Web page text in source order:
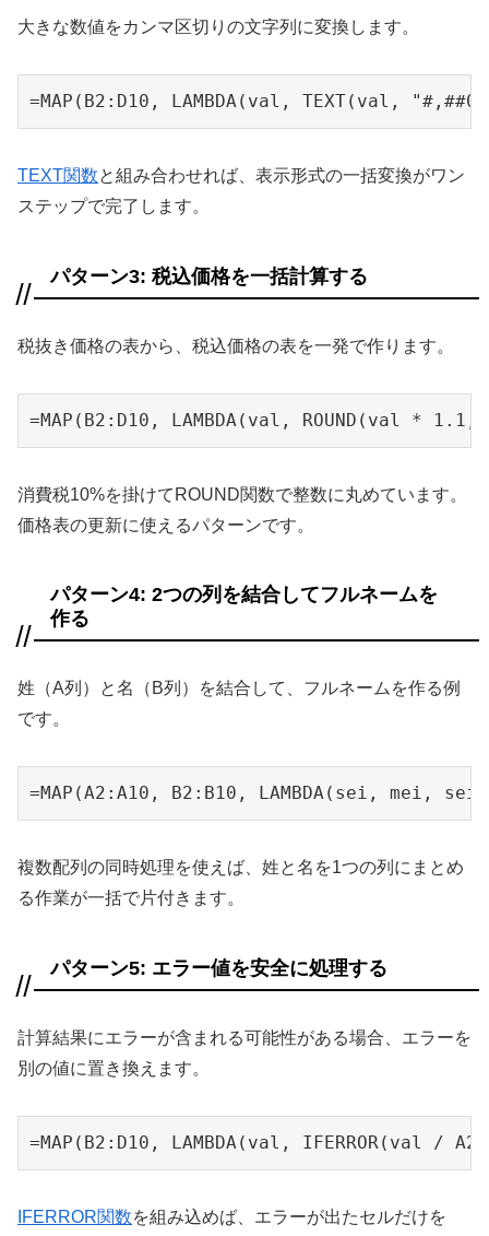
大きな数値をカンマ区切りの文字列に変換します。
=MAP(B2:D10, LAMBDA(val, TEXT(val,
TEXT関数と組み合わせれば、表示形式の一括変換がワン
ステップで完了します。
パターン3: 税込価格を一括計算する
税抜き価格の表から、税込価格の表を一発で作ります。
=MAP(B2:D10, LAMBDA(val, ROUND(val *
消費税10%を掛けてROUND関数で整数に丸めています。
価格表の更新に使えるパターンです。
パターン4: 2つの列を結合してフルネームを
作る
姓（A列）と名（B列）を結合して、フルネームを作る例
です。
=MAP(A2:A10, B2:B10, LAMBDA(sei, mei,
複数配列の同時処理を使えば、姓と名を1つの列にまとめ
る作業が一括で片付きます。
パターン5: エラー値を安全に処理する
計算結果にエラーが含まれる可能性がある場合、エラーを
別の値に置き換えます。
=MAP(B2:D10, LAMBDA(val, IFERROR(val /
IFERROR関数を組み込めば、エラーが出たセルだけを